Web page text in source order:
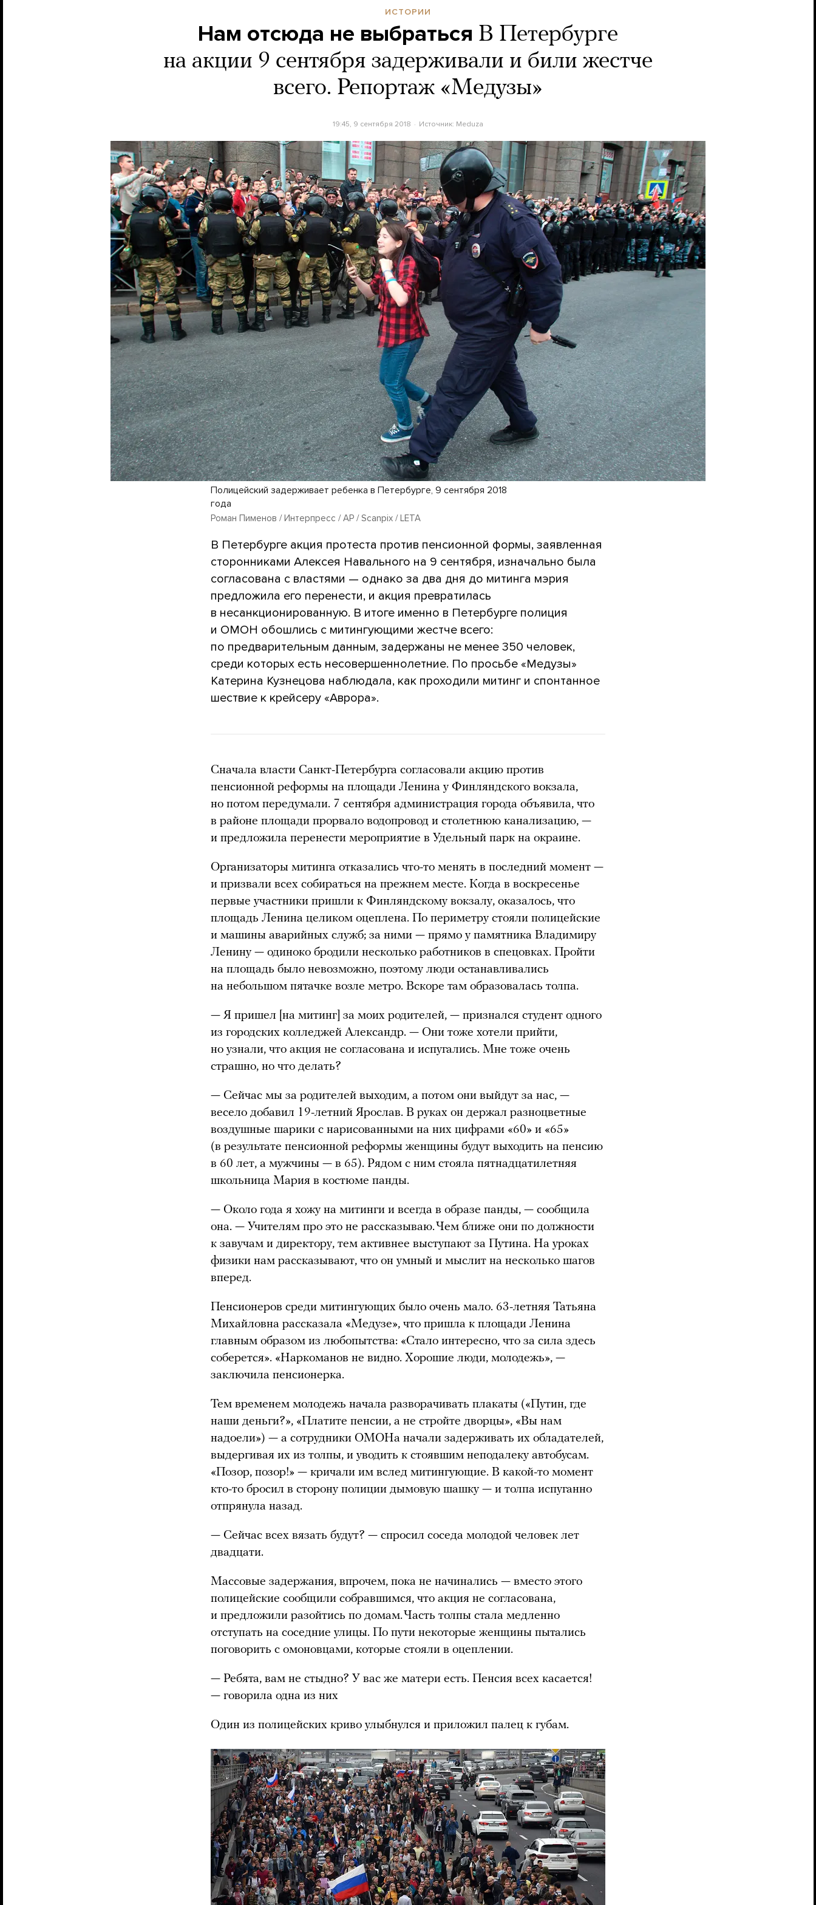
ИСТОРИИ
Нам отсюда не выбраться В Петербурге
на акции 9 сентября задерживали и били жестче
всего. Репортаж «Медузы»
19:45, 9 сентября 2018 Источник: Meduza
Полицейский задерживает ребенка в Петербурге, 9 сентября 2018
года
Роман Пименов / Интерпресс / AP / Scanpix / LETA
В Петербурге акция протеста против пенсионной формы, заявленная
сторонниками Алексея Навального на 9 сентября, изначально была
согласована с властями — однако за два дня до митинга мэрия
предложила его перенести, и акция превратилась
в несанкционированную. В итоге именно в Петербурге полиция
и ОМОН обошлись с митингующими жестче всего:
по предварительным данным, задержаны не менее 350 человек,
среди которых есть несовершеннолетние. По просьбе «Медузы»
Катерина Кузнецова наблюдала, как проходили митинг и спонтанное
шествие к крейсеру «Аврора».
Сначала власти Санкт-Петербурга согласовали акцию против
пенсионной реформы на площади Ленина у Финляндского вокзала,
но потом передумали. 7 сентября администрация города объявила, что
в районе площади прорвало водопровод и столетнюю канализацию, —
и предложила перенести мероприятие в Удельный парк на окраине.
Организаторы митинга отказались что-то менять в последний момент —
и призвали всех собираться на прежнем месте. Когда в воскресенье
первые участники пришли к Финляндскому вокзалу, оказалось, что
площадь Ленина целиком оцеплена. По периметру стояли полицейские
и машины аварийных служб; за ними — прямо у памятника Владимиру
Ленину — одиноко бродили несколько работников в спецовках. Пройти
на площадь было невозможно, поэтому люди останавливались
на небольшом пятачке возле метро. Вскоре там образовалась толпа.
— Я пришел [на митинг] за моих родителей, — признался студент одного
из городских колледжей Александр. — Они тоже хотели прийти,
но узнали, что акция не согласована и испугались. Мне тоже очень
страшно, но что делать?
— Сейчас мы за родителей выходим, а потом они выйдут за нас, —
весело добавил 19-летний Ярослав. В руках он держал разноцветные
воздушные шарики с нарисованными на них цифрами «60» и «65»
(в результате пенсионной реформы женщины будут выходить на пенсию
в 60 лет, а мужчины — в 65). Рядом с ним стояла пятнадцатилетняя
школьница Мария в костюме панды.
— Около года я хожу на митинги и всегда в образе панды, — сообщила
она. — Учителям про это не рассказываю. Чем ближе они по должности
к завучам и директору, тем активнее выступают за Путина. На уроках
физики нам рассказывают, что он умный и мыслит на несколько шагов
вперед.
Пенсионеров среди митингующих было очень мало. 63-летняя Татьяна
Михайловна рассказала «Медузе», что пришла к площади Ленина
главным образом из любопытства: «Стало интересно, что за сила здесь
соберется». «Наркоманов не видно. Хорошие люди, молодежь», —
заключила пенсионерка.
Тем временем молодежь начала разворачивать плакаты («Путин, где
наши деньги?», «Платите пенсии, а не стройте дворцы», «Вы нам
надоели») — а сотрудники ОМОНа начали задерживать их обладателей,
выдергивая их из толпы, и уводить к стоявшим неподалеку автобусам.
«Позор, позор!» — кричали им вслед митингующие. В какой-то момент
кто-то бросил в сторону полиции дымовую шашку — и толпа испуганно
отпрянула назад.
— Сейчас всех вязать будут? — спросил соседа молодой человек лет
двадцати.
Массовые задержания, впрочем, пока не начинались — вместо этого
полицейские сообщили собравшимся, что акция не согласована,
и предложили разойтись по домам. Часть толпы стала медленно
отступать на соседние улицы. По пути некоторые женщины пытались
поговорить с омоновцами, которые стояли в оцеплении.
— Ребята, вам не стыдно? У вас же матери есть. Пенсия всех касается!
— говорила одна из них
Один из полицейских криво улыбнулся и приложил палец к губам.